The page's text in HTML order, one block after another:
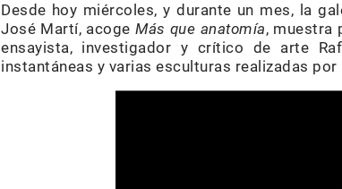
Desde hoy miércoles, y durante un mes, la
José Martí, acogeMás que anatomía, muestra
ensayista, investigador y crítico de arte
instantáneas y varias esculturas realizadas